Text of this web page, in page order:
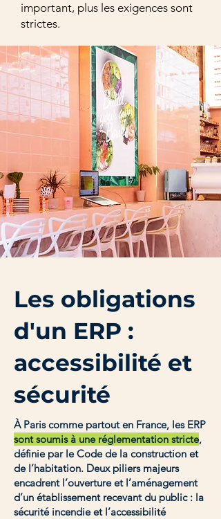
important, plus les exigences sont
strictes.
Les obligations
d'un ERP :
accessibilité et
sécurité
À Paris comme partout en France, les ERP
sont soumis à une réglementation stricte,
définie par le Code de la construction et
de l’habitation. Deux piliers majeurs
encadrent l’ouverture et l’aménagement
d’un établissement recevant du public : la
sécurité incendie et l’accessibilité